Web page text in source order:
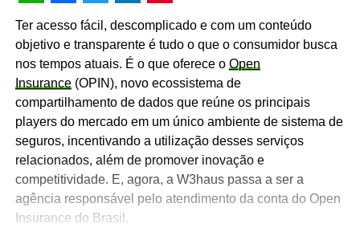
WhatsApp
Facebook
Twitter
LinkedIn
Pinterest
Ter acesso fácil, descomplicado e com um conteúdo
objetivo e transparente é tudo o que o consumidor busca
nos tempos atuais. É o que oferece o Open
Insurance(OPIN), novo ecossistema de
compartilhamento de dados que reúne os principais
players do mercado em um único ambiente de sistema de
seguros, incentivando a utilização desses serviços
relacionados, além de promover inovação e
competitividade. E, agora, a W3haus passa a ser a
agência responsável pelo atendimento da conta do Open
Insurance do Brasil.